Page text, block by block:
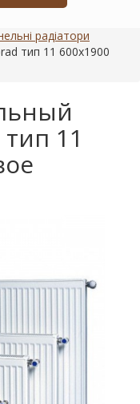
радіатори
тип 11 600х1900
11